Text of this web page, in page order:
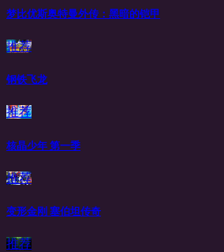
梦比优斯奥特曼外传：黑暗的铠甲
推荐
钢铁飞龙
推荐
核晶少年 第一季
推荐
变形金刚 塞伯坦传奇
推荐